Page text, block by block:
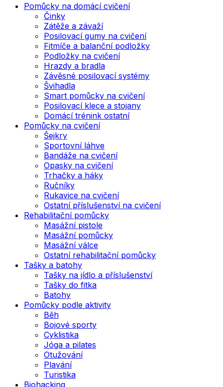
Pomůcky na domácí cvičení
Činky
Zátěže a závaží
Posilovací gumy na cvičení
Fitmíče a balanční podložky
Podložky na cvičení
Hrazdy a bradla
Závěsné posilovací systémy
Švihadla
Smart pomůcky na cvičení
Posilovací klece a stojany
Domácí trénink ostatní
Pomůcky na cvičení
Šejkry
Sportovní láhve
Bandáže na cvičení
Opasky na cvičení
Trhačky a háky
Ručníky
Rukavice na cvičení
Ostatní příslušenství na cvičení
Rehabilitační pomůcky
Masážní pistole
Masážní pomůcky
Masážní válce
Ostatní rehabilitační pomůcky
Tašky a batohy
Tašky na jídlo a příslušenství
Tašky do fitka
Batohy
Pomůcky podle aktivity
Běh
Bojové sporty
Cyklistika
Jóga a pilates
Otužování
Plavání
Turistika
Biohacking